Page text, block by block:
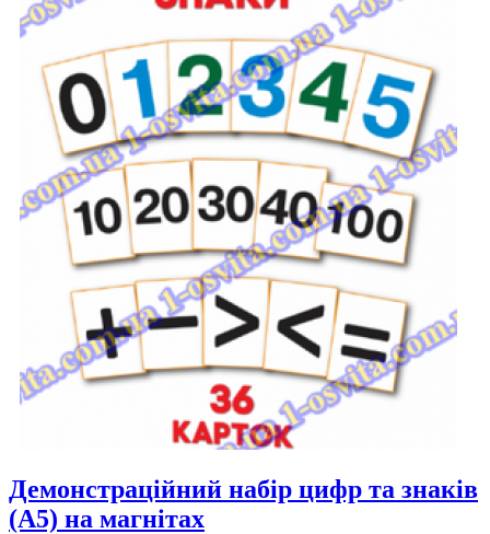
Демонстраційний набір цифр та знаків
(А5) на магнітах